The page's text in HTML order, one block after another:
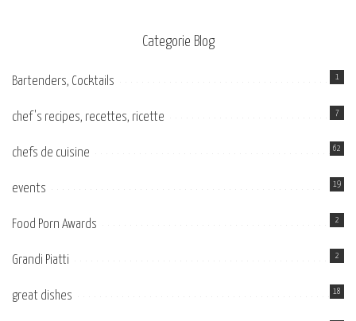
Categorie Blog
Bartenders, Cocktails 1
chef's recipes, recettes, ricette 7
chefs de cuisine 62
events 19
Food Porn Awards 2
Grandi Piatti 2
great dishes 18